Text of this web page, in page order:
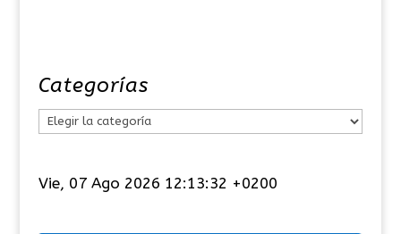
Categorías
e
Vie, 07 Ago 2026 12:13:32 +0200